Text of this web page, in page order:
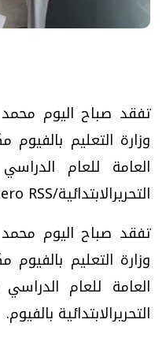
تفقد صباح اليوم
وزارة التعليم
التحريرالابتدائية/Maspero RSS
تفقد صباح اليوم
وزارة التعليم
التحريرالابتدائية بالفيوم.